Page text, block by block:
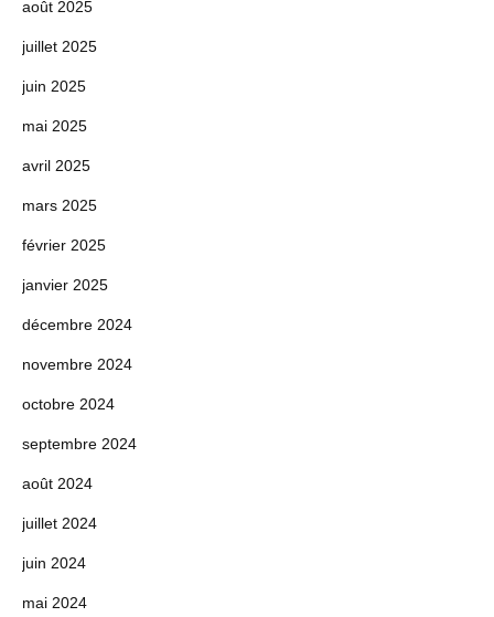
août 2025
juillet 2025
juin 2025
mai 2025
avril 2025
mars 2025
février 2025
janvier 2025
décembre 2024
novembre 2024
octobre 2024
septembre 2024
août 2024
juillet 2024
juin 2024
mai 2024